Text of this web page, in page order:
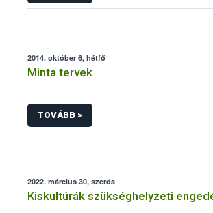
2014. október 6, hétfő
Minta tervek
TOVÁBB >
2022. március 30, szerda
Kiskultúrák szükséghelyzeti